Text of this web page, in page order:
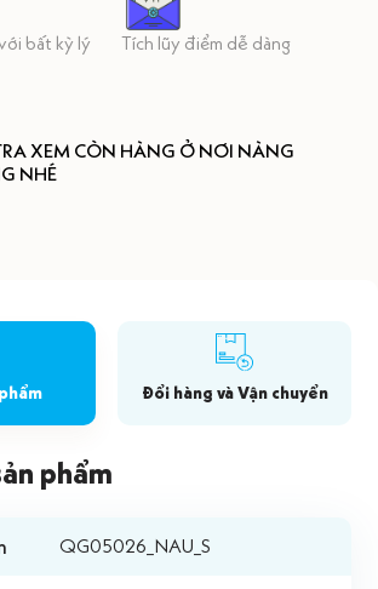
bất kỳ lý
Tích lũy điểm dễ dàng
XEM CÒN HÀNG Ở NƠI NÀNG
NHÉ
Đổi hàng và Vận chuyển
phẩm
QG05026_NAU_S